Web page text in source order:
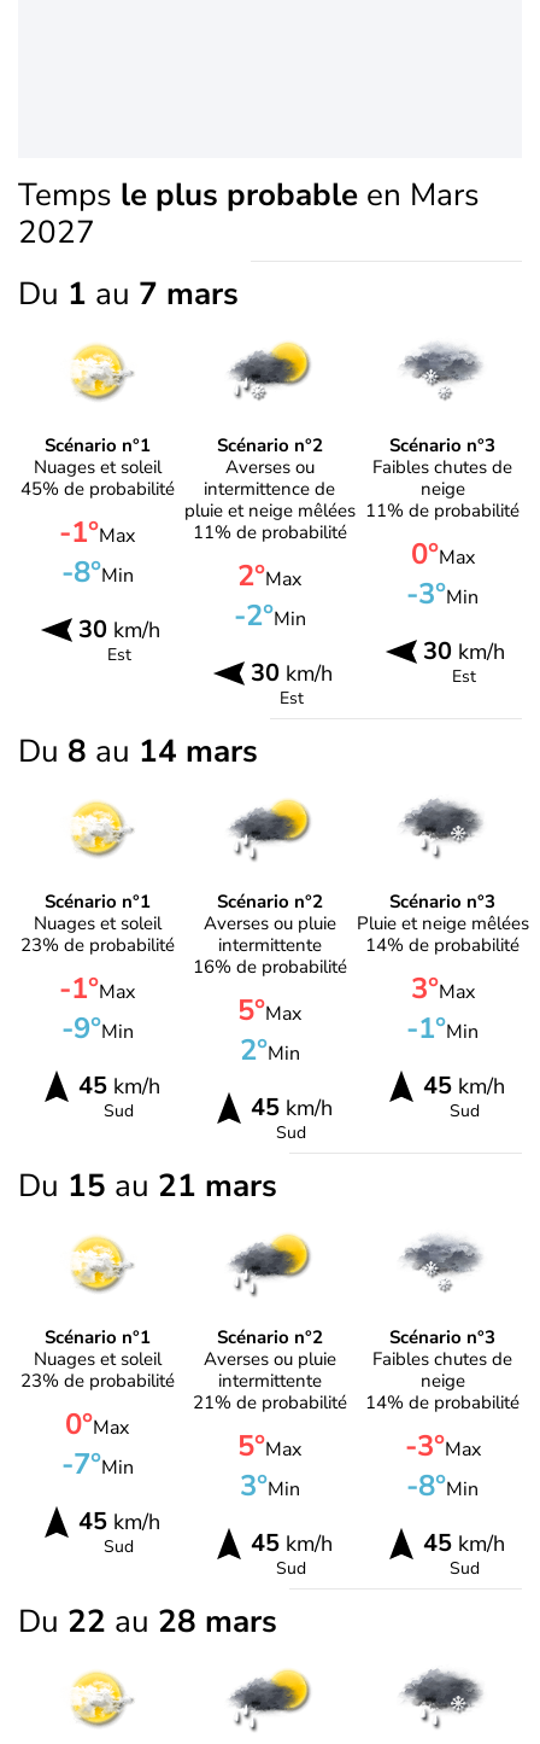
Temps le plus probable en Mars
2027
Du 1 au 7 mars
Scénario n°1
Nuages et soleil
45% de probabilité
-1°Max
-8°Min
30km/h
Est
Scénario n°2
Averses ou
intermittence de
pluie et neige mêlées
11% de probabilité
2°Max
-2°Min
30km/h
Est
Scénario n°3
Faibles chutes de
neige
11% de probabilité
0°Max
-3°Min
30 km/h
Est
Du 8 au 14 mars
Scénario n°1
Nuages et soleil
23% de probabilité
-1°Max
-9°Min
45km/h
Sud
Scénario n°2
Averses ou pluie
intermittente
16% de probabilité
5°Max
2°Min
45km/h
Sud
Scénario n°3
Pluie et neige mêlées
14% de probabilité
3°Max
-1°Min
45 km/h
Sud
Du 15 au 21 mars
Scénario n°1
Nuages et soleil
23% de probabilité
0°Max
-7°Min
45km/h
Sud
Scénario n°2
Averses ou pluie
intermittente
21% de probabilité
5°Max
3°Min
45km/h
Sud
Scénario n°3
Faibles chutes de
neige
14% de probabilité
-3°Max
-8°Min
45 km/h
Sud
Du 22 au 28 mars